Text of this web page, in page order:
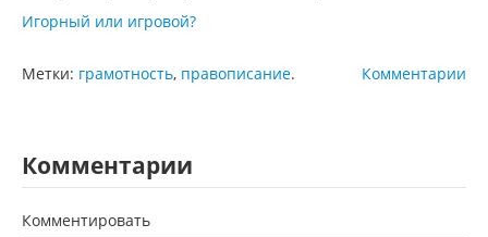
Игорный или игровой?
Комментарии
Метки: грамотность, правописание.
Комментарии
Комментировать